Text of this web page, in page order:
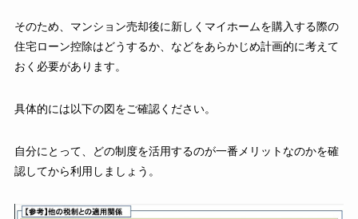
そのため、マンション売却後に新しくマイホームを購入する際の
住宅ローン控除はどうするか、などをあらかじめ計画的に考えて
おく必要があります。
具体的には以下の図をご確認ください。
自分にとって、どの制度を活用するのが一番メリットなのかを確
認してから利用しましょう。